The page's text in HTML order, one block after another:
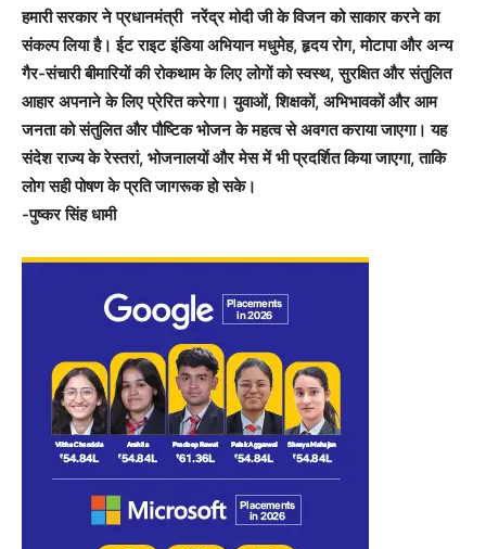
हमारी सरकार ने प्रधानमंत्री नरेंद्र मोदी जी के विजन को साकार करने का
संकल्प लिया है। ईट राइट इंडिया अभियान मधुमेह, हृदय रोग, मोटापा और अन्य
गैर-संचारी बीमारियों की रोकथाम के लिए लोगों को स्वस्थ, सुरक्षित और संतुलित
आहार अपनाने के लिए प्रेरित करेगा। युवाओं, शिक्षकों, अभिभावकों और आम
जनता को संतुलित और पौष्टिक भोजन के महत्व से अवगत कराया जाएगा। यह
संदेश राज्य के रेस्तरां, भोजनालयों और मेस में भी प्रदर्शित किया जाएगा, ताकि
लोग सही पोषण के प्रति जागरूक हो सके।
-पुष्कर सिंह धामी